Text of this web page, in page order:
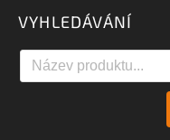
VYHLEDÁVÁNÍ